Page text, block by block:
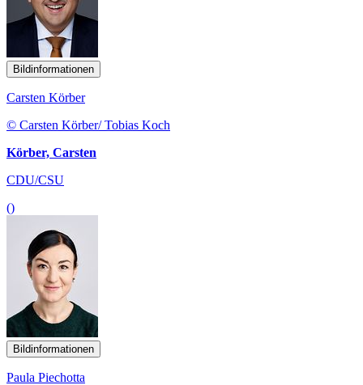
Bildinformationen
Carsten Körber
© Carsten Körber/ Tobias Koch
Körber, Carsten
CDU/CSU
()
Bildinformationen
Paula Piechotta